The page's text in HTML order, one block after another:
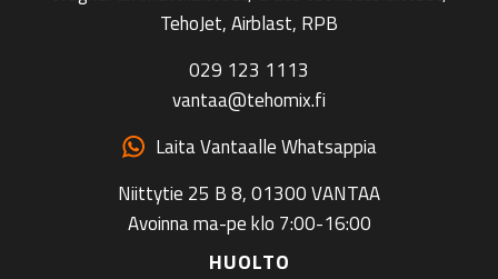
TehoJet, Airblast, RPB
029 123 1113
vantaa@tehomix.fi
Laita Vantaalle Whatsappia
Niittytie 25 B 8, 01300 VANTAA
Avoinna ma-pe klo 7:00-16:00
HUOLTO